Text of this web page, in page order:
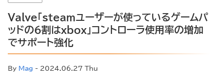
Valve「steamユーザーが使っているゲームパ
ッドの6割はxbox」コントローラ使用率の増加
でサポート強化
By Mag - 2024.06.27 Thu